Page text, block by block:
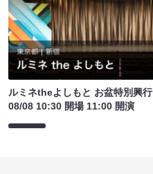
ルミネtheよしもと お盆特別興行
08/08 10:30 開場 11:00 開演